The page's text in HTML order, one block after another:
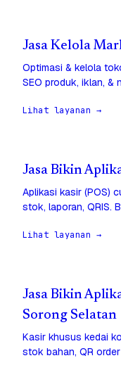
Jasa Kelola
Optimasi & kelola
SEO produk, iklan, &
Lihat layanan →
Jasa Bikin
Aplikasi kasir (POS)
stok, laporan, QRIS.
Lihat layanan →
Jasa Bikin
Sorong Selatan
Kasir khusus kedai
stok bahan, QR